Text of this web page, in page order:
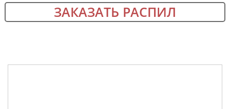
ЗАКАЗАТЬ РАСПИЛ